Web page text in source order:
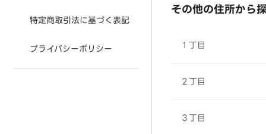
特定商取引法に基づく表記
プライバシーポリシー
その他の住所から
１丁目
２丁目
３丁目